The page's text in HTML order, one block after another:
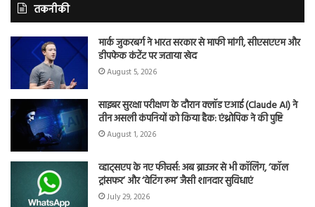
तकनीकी
मार्क जुकरबर्ग ने भारत सरकार से माफी मांगी, सीएसएएम और
डीपफेक कंटेंट पर जताया खेद
August 5, 2026
साइबर सुरक्षा परीक्षण के दौरान क्लॉड एआई (Claude AI) ने
तीन असली कंपनियों को किया हैक: एंथ्रोपिक ने की पुष्टि
August 1, 2026
व्हाट्सएप के नए फीचर्स: अब ब्राउजर से भी कॉलिंग, ‘कॉल
ट्रांसफर’ और ‘वेटिंग रूम’ जैसी शानदार सुविधाएं
July 29, 2026